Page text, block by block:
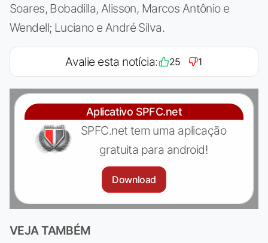
Soares, Bobadilla, Alisson, Marcos Antônio e
Wendell; Luciano e André Silva.
Avalie esta notícia: 25 1
Aplicativo SPFC.net
SPFC.net tem uma aplicação
gratuita para android!
Download
VEJA TAMBÉM